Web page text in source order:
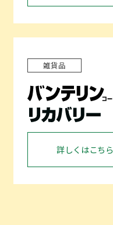
雑貨品
詳しくはこちら